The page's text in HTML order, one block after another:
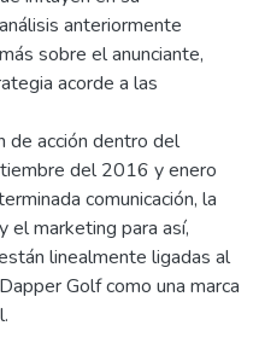
anteriormente
sobre el anunciante,
acorde a las
de acción dentro del
del 2016 y enero
comunicación, la
el marketing para así,
linealmente ligadas al
Golf como una marca